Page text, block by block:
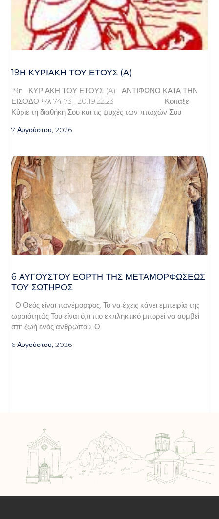
19Η ΚΥΡΙΑΚΉ ΤΟΥ ΈΤΟΥΣ (Α)
19η ΚΥΡΙΑΚΗ ΤΟΥ ΕΤΟΥΣ (A) ΑΝΤΙΦΩΝΟ ΚΑΤΑ ΤΗΝ
ΕΙΣΟΔΟ Ψλ 74[73], 20.19.22.23 Κοίταξε
Κύριε τη διαθήκη Σου και τις ψυχές των πτωχών Σου
7 Αυγούστου, 2026
6 ΑΥΓΟΥΣΤΟΥ ΕΟΡΤΗ ΤΗΣ ΜΕΤΑΜΟΡΦΩΣΕΩΣ
ΤΟΥ ΣΩΤΗΡΟΣ
Ο Θεός είναι πανέμορφος. Το να έχεις κάνει εμπειρία της
ωραιότητάς Του είναι ό,τι πιο εκπληκτικό μπορεί να συμβεί
στη ζωή ενός ανθρώπου. Ο
6 Αυγούστου, 2026